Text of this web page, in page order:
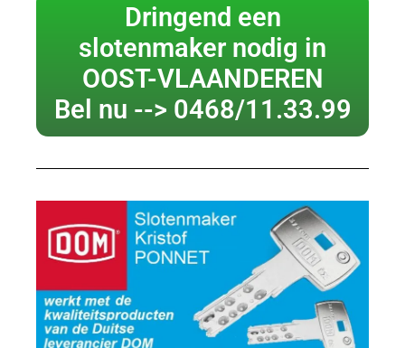
Dringend een
slotenmaker nodig in
OOST-VLAANDEREN
Bel nu --> 0468/11.33.99